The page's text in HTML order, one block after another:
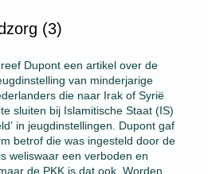
(3)
Dupont een artikel over de
van minderjarige
die naar Irak of Syrië
sluiten bij Islamitische Staat (IS)
in jeugdinstellingen. Dupont gaf
betrof die was ingesteld door de
weliswaar een verboden en
de PKK is dat ook. Worden